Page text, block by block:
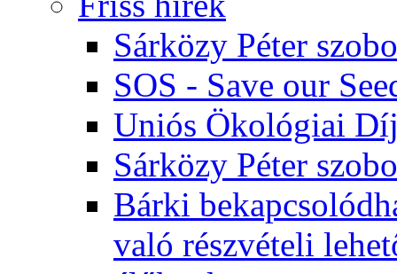
Sárközy Péter
SOS - Save our
Uniós Ökológiai
Sárközy Péter
Bárki
való részvételi